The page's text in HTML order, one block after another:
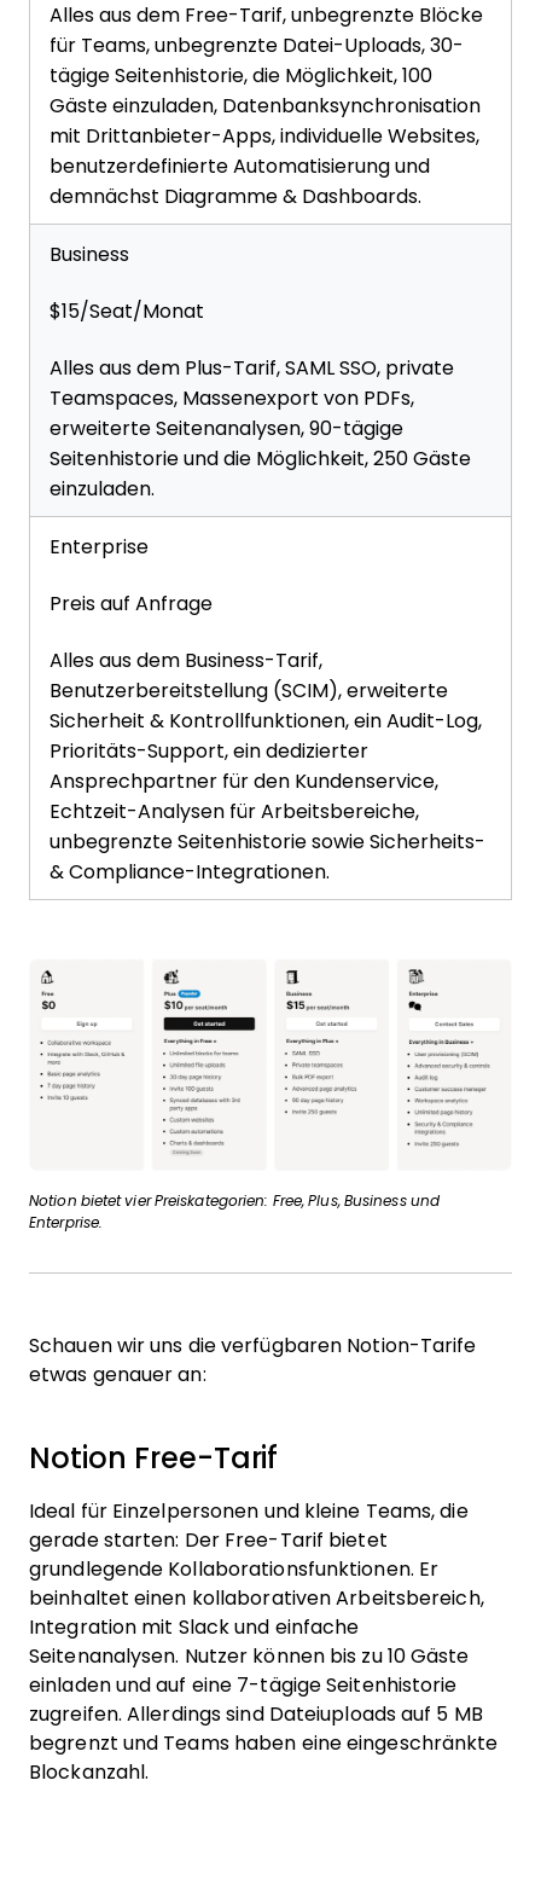
Alles aus dem Free-Tarif, unbegrenzte Blöcke
für Teams, unbegrenzte Datei-Uploads, 30-
tägige Seitenhistorie, die Möglichkeit, 100
Gäste einzuladen, Datenbanksynchronisation
mit Drittanbieter-Apps, individuelle Websites,
benutzerdefinierte Automatisierung und
demnächst Diagramme & Dashboards.
Business
$15/Seat/Monat
Alles aus dem Plus-Tarif, SAML SSO, private
Teamspaces, Massenexport von PDFs,
erweiterte Seitenanalysen, 90-tägige
Seitenhistorie und die Möglichkeit, 250 Gäste
einzuladen.
Enterprise
Preis auf Anfrage
Alles aus dem Business-Tarif,
Benutzerbereitstellung (SCIM), erweiterte
Sicherheit & Kontrollfunktionen, ein Audit-Log,
Prioritäts-Support, ein dedizierter
Ansprechpartner für den Kundenservice,
Echtzeit-Analysen für Arbeitsbereiche,
unbegrenzte Seitenhistorie sowie Sicherheits-
& Compliance-Integrationen.
Notion bietet vier Preiskategorien: Free, Plus, Business und
Enterprise.
Schauen wir uns die verfügbaren Notion-Tarife
etwas genauer an:
Notion Free-Tarif
Ideal für Einzelpersonen und kleine Teams, die
gerade starten: Der Free-Tarif bietet
grundlegende Kollaborationsfunktionen. Er
beinhaltet einen kollaborativen Arbeitsbereich,
Integration mit Slack und einfache
Seitenanalysen. Nutzer können bis zu 10 Gäste
einladen und auf eine 7-tägige Seitenhistorie
zugreifen. Allerdings sind Dateiuploads auf 5 MB
begrenzt und Teams haben eine eingeschränkte
Blockanzahl.